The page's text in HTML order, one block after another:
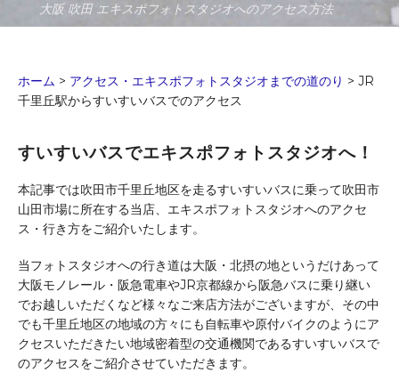
大阪 吹田 エキスポフォトスタジオへのアクセス方法
ホーム > アクセス・エキスポフォトスタジオまでの道のり > JR
千里丘駅からすいすいバスでのアクセス
すいすいバスでエキスポフォトスタジオへ！
本記事では吹田市千里丘地区を走るすいすいバスに乗って吹田市
山田市場に所在する当店、エキスポフォトスタジオへのアクセ
ス・行き方をご紹介いたします。
当フォトスタジオへの行き道は大阪・北摂の地というだけあって
大阪モノレール・阪急電車やJR京都線から阪急バスに乗り継い
でお越しいただくなど様々なご来店方法がございますが、その中
でも千里丘地区の地域の方々にも自転車や原付バイクのようにア
クセスいただきたい地域密着型の交通機関であるすいすいバスで
のアクセスをご紹介させていただきます。